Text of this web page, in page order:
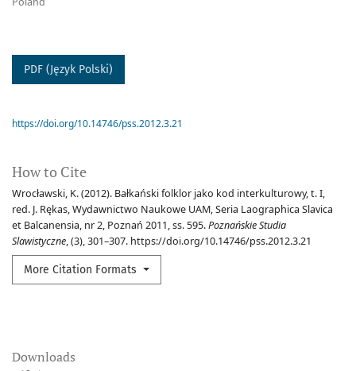
PDF (Język Polski)
How to Cite
Wrocławski, K. (2012). Bałkański folklor jako kod interkulturowy, t. I,
red. J. Rękas, Wydawnictwo Naukowe UAM, Seria Laographica Slavica
et Balcanensia, nr 2, Poznań 2011, ss. 595.Poznańskie Studia
Slawistyczne, (3), 301–307. https://doi.org/10.14746/pss.2012.3.21
More Citation Formats
https://doi.org/10.14746/pss.2012.3.21
Downloads